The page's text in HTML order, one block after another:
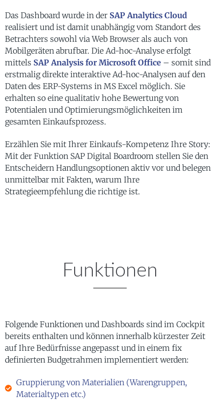
Das Dashboard wurde in der SAP Analytics Cloud
realisiert und ist damit unabhängig vom Standort des
Betrachters sowohl via Web Browser als auch von
Mobilgeräten abrufbar. Die Ad-hoc-Analyse erfolgt
mittels SAP Analysis for Microsoft Office – somit sind
erstmalig direkte interaktive Ad-hoc-Analysen auf den
Daten des ERP-Systems in MS Excel möglich. Sie
erhalten so eine qualitativ hohe Bewertung von
Potentialen und Optimierungsmöglichkeiten im
gesamten Einkaufsprozess.
Erzählen Sie mit Ihrer Einkaufs-Kompetenz Ihre Story:
Mit der Funktion SAP Digital Boardroom stellen Sie den
Entscheidern Handlungsoptionen aktiv vor und belegen
unmittelbar mit Fakten, warum Ihre
Strategieempfehlung die richtige ist.
Funktionen
Folgende Funktionen und Dashboards sind im Cockpit
bereits enthalten und können innerhalb kürzester Zeit
auf Ihre Bedürfnisse angepasst und in einem fix
definierten Budgetrahmen implementiert werden:
Gruppierung von Materialien (Warengruppen,
Materialtypen etc.)